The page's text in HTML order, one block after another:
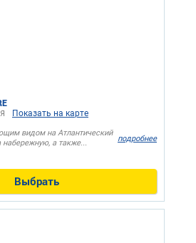
Показать на карте
видом на Атлантический
а также...
подробнее
Выбрать